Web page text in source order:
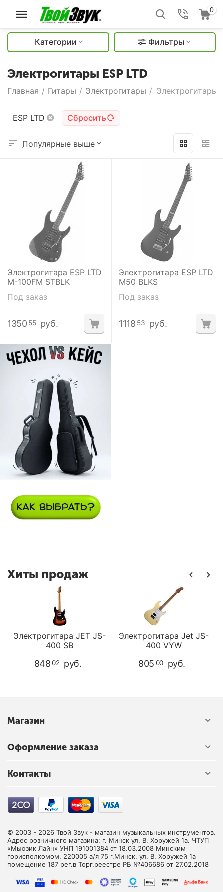
0
Категории Фильтры
Электрогитары ESP LTD
Главная / Гитары / Электрогитары / Электрогитары
ESP LTD Сбросить
Популярные выше
Электрогитара ESP LTD
M-100FM STBLK
Под заказ
1350 55 руб.
Электрогитара ESP LTD
M50 BLKS
Под заказ
1118 53 руб.
Хиты продаж
Электрогитара JET JS-
400 SB
848 02 руб.
Электрогитара Jet JS-
400 VYW
805 00 руб.
Магазин
Оформление заказа
Контакты
© 2003 - 2026 Твой Звук - магазин музыкальных инструментов.
Адрес розничного магазина: г. Минск ул. В. Хоружей 1а. ЧТУП
«Мьюзик Лайн» УНП 191001384 от 18.03.2008 Минским
горисполкомом, 220005 а/я 75 г.Минск, ул. В. Хоружей 1а
помещение 187 рег.в Торг.реестре РБ №406686 от 27.02.2018